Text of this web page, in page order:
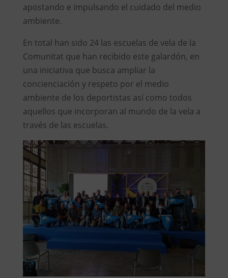
apostando e impulsando el cuidado del medio
ambiente.
En total han sido 24 las escuelas de vela de la
Comunitat que han recibido este galardón, en
una iniciativa que busca ampliar la
concienciación y respeto por el medio
ambiente de los deportistas así como todos
aquellos que incorporan al mundo de la vela a
través de las escuelas.